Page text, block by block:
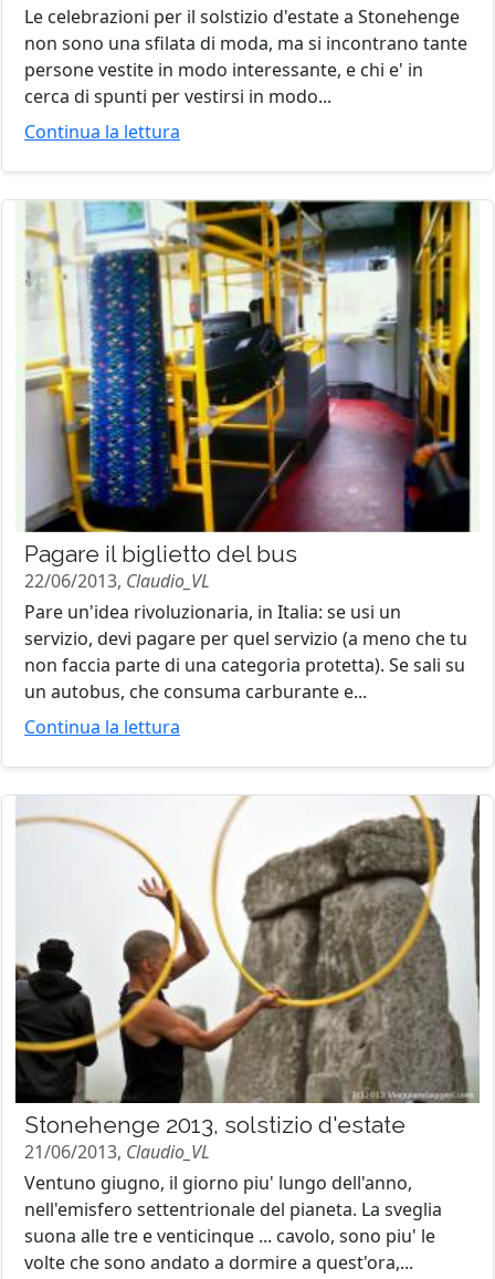
Le celebrazioni per il solstizio d'estate a Stonehenge
non sono una sfilata di moda, ma si incontrano tante
persone vestite in modo interessante, e chi e' in
cerca di spunti per vestirsi in modo...
Continua la lettura
Pagare il biglietto del bus
22/06/2013, Claudio_VL
Pare un'idea rivoluzionaria, in Italia: se usi un
servizio, devi pagare per quel servizio (a meno che tu
non faccia parte di una categoria protetta). Se sali su
un autobus, che consuma carburante e...
Continua la lettura
Stonehenge 2013, solstizio d'estate
21/06/2013, Claudio_VL
Ventuno giugno, il giorno piu' lungo dell'anno,
nell'emisfero settentrionale del pianeta. La sveglia
suona alle tre e venticinque ... cavolo, sono piu' le
volte che sono andato a dormire a quest'ora,...